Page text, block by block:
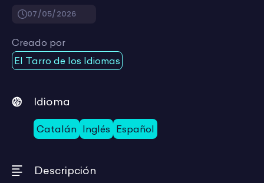
07/05/2026
Creado por
El Tarro de los Idiomas
Idioma
Catalán Inglés Español
Descripción